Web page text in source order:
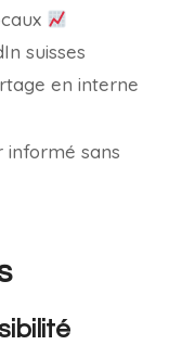
suisses
en interne
informé sans